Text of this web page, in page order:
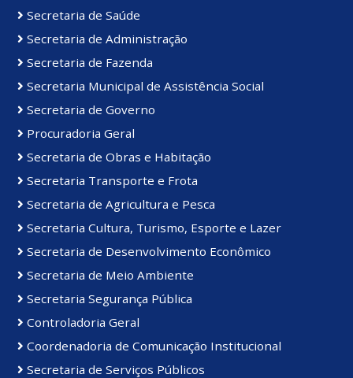
Secretaria de Saúde
Secretaria de Administração
Secretaria de Fazenda
Secretaria Municipal de Assistência Social
Secretaria de Governo
Procuradoria Geral
Secretaria de Obras e Habitação
Secretaria Transporte e Frota
Secretaria de Agricultura e Pesca
Secretaria Cultura, Turismo, Esporte e Lazer
Secretaria de Desenvolvimento Econômico
Secretaria de Meio Ambiente
Secretaria Segurança Pública
Controladoria Geral
Coordenadoria de Comunicação Institucional
Secretaria de Serviços Públicos